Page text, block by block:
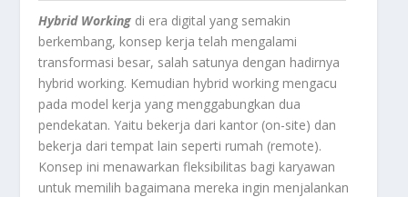
Hybrid Working di era digital yang semakin
berkembang, konsep kerja telah mengalami
transformasi besar, salah satunya dengan hadirnya
hybrid working. Kemudian hybrid working mengacu
pada model kerja yang menggabungkan dua
pendekatan. Yaitu bekerja dari kantor (on-site) dan
bekerja dari tempat lain seperti rumah (remote).
Konsep ini menawarkan fleksibilitas bagi karyawan
untuk memilih bagaimana mereka ingin menjalankan